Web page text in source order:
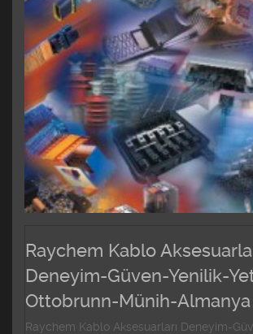
Raychem Kablo
Deneyim-Güven-Yenilik-
Ottobrunn-Münih-Almanya
Raychem Kablo Aksesuarları Deneyim-